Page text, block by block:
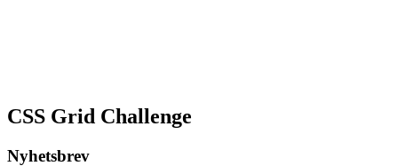
CSS Grid Challenge
Nyhetsbrev